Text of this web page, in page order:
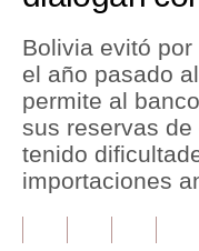
Política
Tu Dinero
Finanzas Personales
Bolivia evitó
el año pasado
permite al
sus reservas
tenido
importaciones